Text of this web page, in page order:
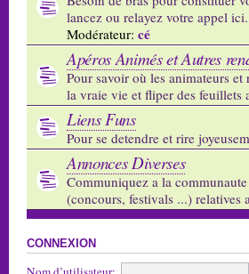
lancez ou relayez votre appel
Modérateur: cé
Apéros Animés et Autres
Pour savoir où les animateurs
la vraie vie et fliper des feuillets
Liens Funs
Pour se detendre et rire
Annonces Diverses
Communiquez a la
(concours, festivals ...) relatives
CONNEXION